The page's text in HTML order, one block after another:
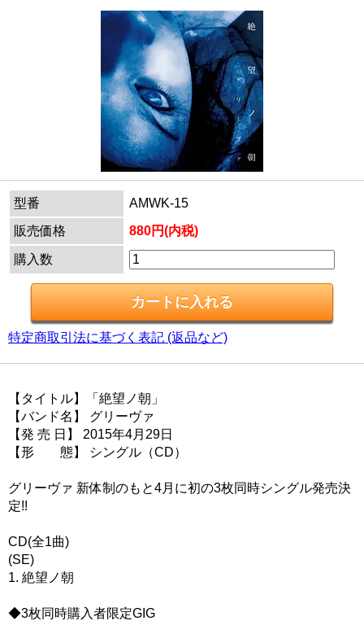
型番
AMWK-15
販売価格
880円(内税)
購入数
特定商取引法に基づく表記 (返品など)
【タイトル】「絶望ノ朝」
【バンド名】 グリーヴァ
【発 売 日】 2015年4月29日
【形 態】 シングル（CD）
グリーヴァ 新体制のもと4月に初の3枚同時シングル発売決
定!!
CD(全1曲)
(SE)
1. 絶望ノ朝
◆3枚同時購入者限定GIG